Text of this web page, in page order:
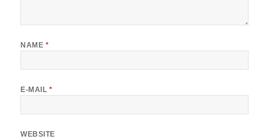
NAME *
E-MAIL *
WEBSITE